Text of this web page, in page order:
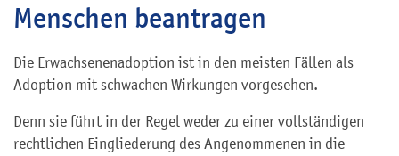
Menschen beantragen
Die Erwachsenenadoption ist in den meisten Fällen als
Adoption mit schwachen Wirkungen vorgesehen.
Denn sie führt in der Regel weder zu einer vollständigen
rechtlichen Eingliederung des Angenommenen in die